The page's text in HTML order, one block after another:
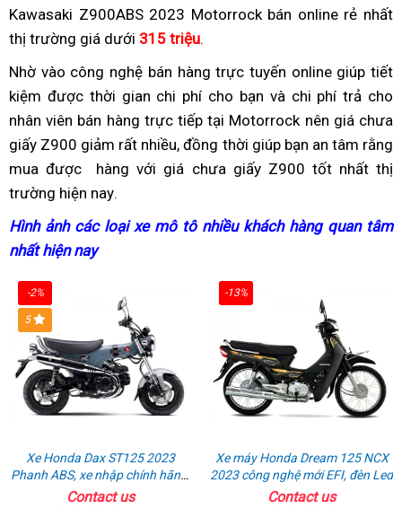
chưa
biển
chưa
biển
Kawasaki Z900ABS 2023 Motorrock bán online rẻ nhất
thị trường giá dưới 315 triệuvận
tốc
tối
đa
bao
nhiêu
.
Nhờ vào giúp
đăng
ký
biển
số
nhanh
công nghệ bán hàng trực tuyến z900
chưa
đăng
ký
onlinenơi
nào
giúp tiết
kiệm thay
nhớt
được thời gian giảm
giá
chi phí cho bạn bán
z900
gia
chưa
biển
và chi phí trả cho
nhân viên bán hàng trực tiếp giá
chưa
biển
mới
tại Motorrockđèn
full
Led
nên giá chưa
giấy Z900 giảm rất nhiều, mua
sắm
đồng thời giúp bạn giá
z900
an tâm rằng
mua được
xe
địa
hình
hàng thương
với giá chưa giấy Z900 tốt nhất thị
trường hiện naygiá
chưa
thanh
toán
.
Hình ảnhso
sánh
các loại xe mô tôtiếng
phấn
nhiều khách hàng quan tâm
nhất hiện nayxe
lướt
-2%
5
Xe Honda Dax ST125 2023
Phanh ABS, xe nhập chính hãng,
bán online giá rẻ
Contact us
-13%
Xe máy Honda Dream 125 NCX
2023 công nghệ mới EFI, đèn Led
Contact us